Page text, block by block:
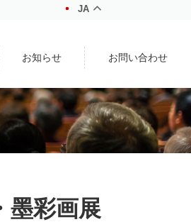
JA
お知らせ お問い合わせ
墨彩画展